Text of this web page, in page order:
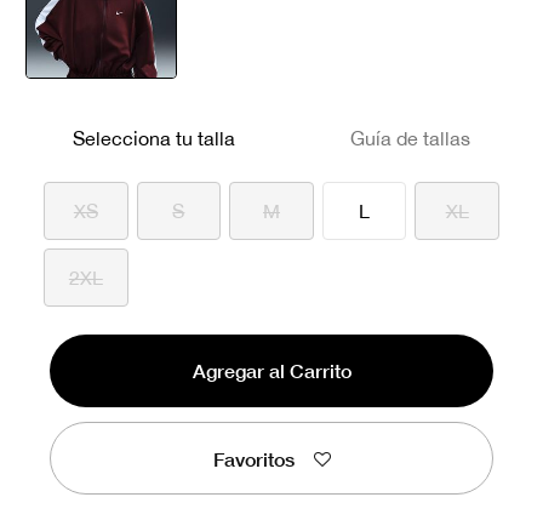
Selecciona tu talla Guía de tallas
XS S M L XL
2XL
Agregar al Carrito
Favoritos